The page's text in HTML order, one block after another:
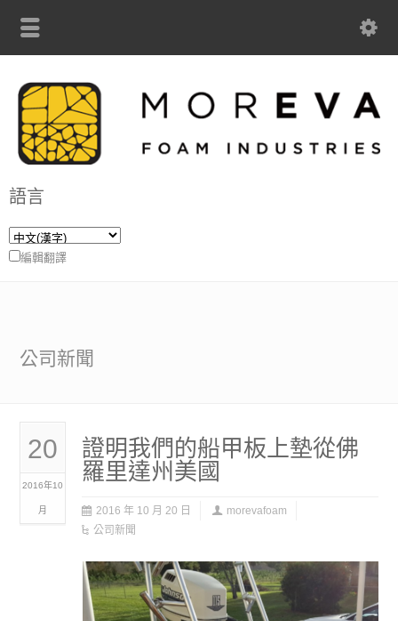
語言
編輯翻譯
公司新聞
20
2016年10
月
證明我們的船甲板上墊從佛
羅里達州美國
2016 年 10 月 20 日
morevafoam
公司新聞